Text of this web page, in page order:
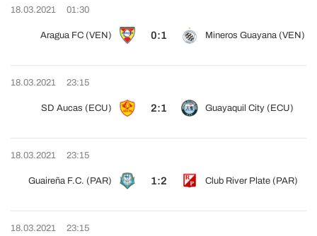
18.03.2021 01:30
Aragua FC (VEN) 0:1 Mineros Guayana (VEN)
18.03.2021 23:15
SD Aucas (ECU) 2:1 Guayaquil City (ECU)
18.03.2021 23:15
Guaireña F.C. (PAR) 1:2 Club River Plate (PAR)
18.03.2021 23:15